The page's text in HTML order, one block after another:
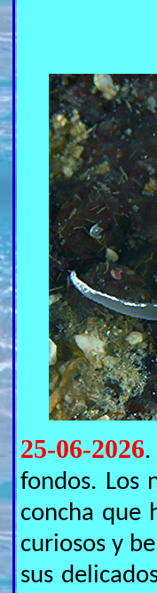
25-06-2026
fondos. Los
concha que
curiosos y
sus